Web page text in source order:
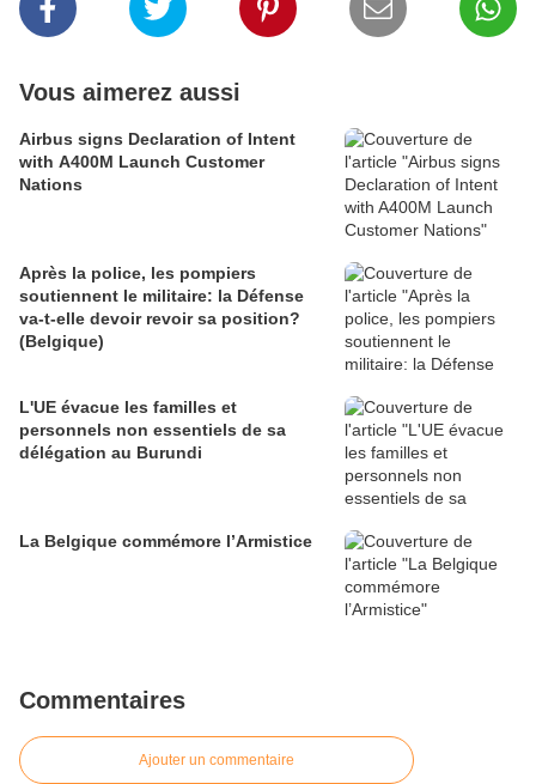
Vous aimerez aussi
Airbus signs Declaration of Intent
with A400M Launch Customer
Nations
Après la police, les pompiers
soutiennent le militaire: la Défense
va-t-elle devoir revoir sa position?
(Belgique)
L'UE évacue les familles et
personnels non essentiels de sa
délégation au Burundi
La Belgique commémore l’Armistice
Commentaires
Ajouter un commentaire